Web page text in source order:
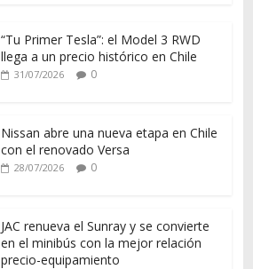
“Tu Primer Tesla”: el Model 3 RWD
llega a un precio histórico en Chile
31/07/2026 0
Nissan abre una nueva etapa en Chile
con el renovado Versa
28/07/2026 0
JAC renueva el Sunray y se convierte
en el minibús con la mejor relación
precio-equipamiento